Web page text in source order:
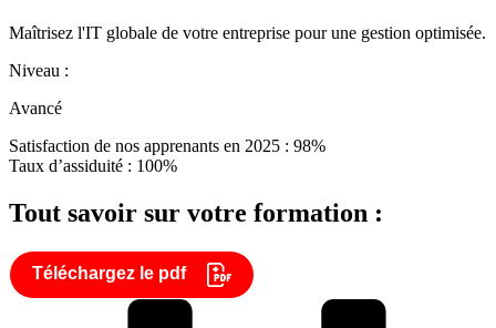
Maîtrisez l'IT globale de votre entreprise pour une gestion optimisée.
Niveau :
Avancé
Satisfaction de nos apprenants en 2025 : 98%
Taux d’assiduité : 100%
Tout savoir sur votre formation :
Téléchargez le pdf